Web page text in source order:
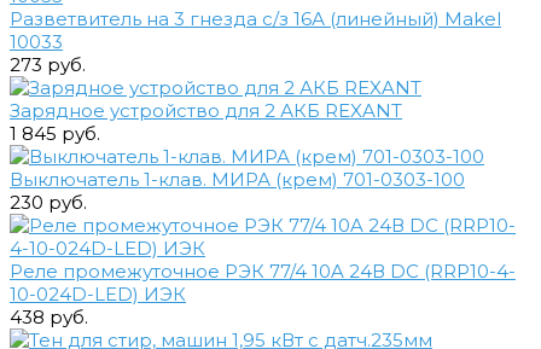
Разветвитель на 3 гнезда с/з 16А (линейный) Makel
10033
273 руб.
Зарядное устройство для 2 АКБ REXANT
1 845 руб.
Выключатель 1-клав. МИРА (крем) 701-0303-100
230 руб.
Реле промежуточное РЭК 77/4 10A 24В DC (RRP10-4-
10-024D-LED) ИЭК
438 руб.